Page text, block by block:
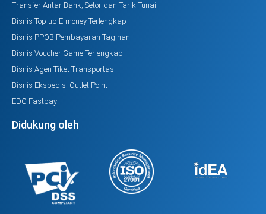
Transfer Antar Bank, Setor dan Tarik Tunai
Bisnis Top up E-money Terlengkap
Bisnis PPOB Pembayaran Tagihan
Bisnis Voucher Game Terlengkap
Bisnis Agen Tiket Transportasi
Bisnis Ekspedisi Outlet Point
EDC Fastpay
Didukung oleh